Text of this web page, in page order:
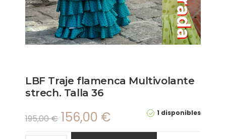
LBF Traje flamenca Multivolante
strech. Talla 36
1 disponibles
195,00€ 156,00 €